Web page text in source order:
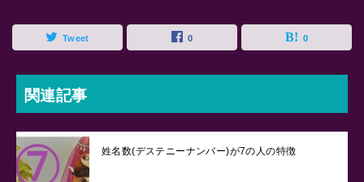
Tweet 0 0
関連記事
姓名数(デステニーナンバー)が7の人の特徴